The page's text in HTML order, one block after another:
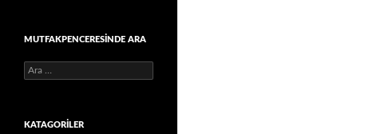
MUTFAKPENCERESINDE ARA
Arama:
KATAGORILER